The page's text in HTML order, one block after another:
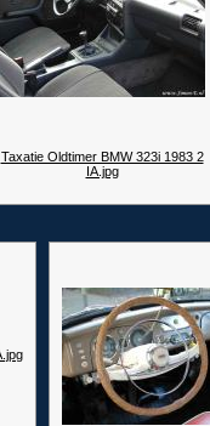
Taxatie Oldtimer BMW 323i 1983 2
IA.jpg